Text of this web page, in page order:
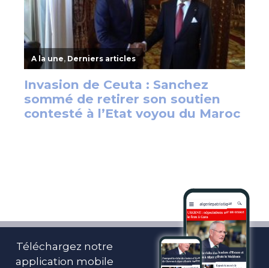
Téléchargez notre
application mobile